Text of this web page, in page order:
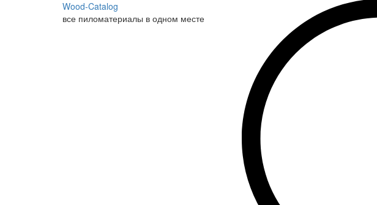
Wood-Catalog
все пиломатериалы в одном месте